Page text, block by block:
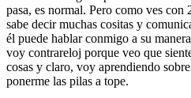
pasa, es normal. Pero como ves con
sabe decir muchas cositas y
él puede hablar conmigo a su
voy contrareloj porque veo que
cosas y claro, voy aprendiendo
ponerme las pilas a tope.